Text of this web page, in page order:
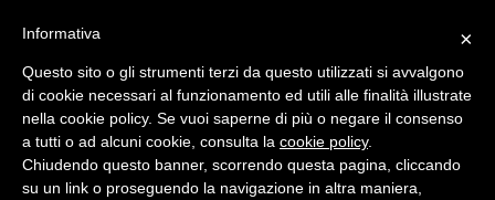
App
Il sito di Instapaper si
rinnova graficamente
di Alessandro Moretti
×
Informativa
Questo sito o gli strumenti terzi da questo utilizzati si avvalgono
di cookie necessari al funzionamento ed utili alle finalità illustrate
nella cookie policy. Se vuoi saperne di più o negare il consenso
a tutti o ad alcuni cookie, consulta la cookie policy.
Chiudendo questo banner, scorrendo questa pagina, cliccando
su un link o proseguendo la navigazione in altra maniera,